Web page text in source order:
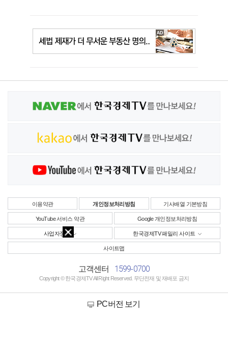
이용약관 개인정보처리방침 기사배열 기본방침
YouTube 서비스 약관 Google 개인정보처리방침
사업자정보 한국경제TV 패밀리 사이트
사이트맵
고객센터 1599-0700
Copyright © 한국경제TV All Right Reserved. 무단전재 및 재배포 금지
PC버전 보기